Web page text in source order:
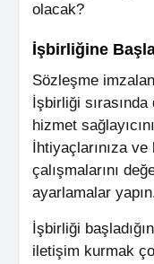
olacak?
İşbirliğine
Sözleşme
İşbirliği
hizmet
İhtiyaçlarınıza
çalışmalarını
ayarlamalar
İşbirliği
iletişim kurmak